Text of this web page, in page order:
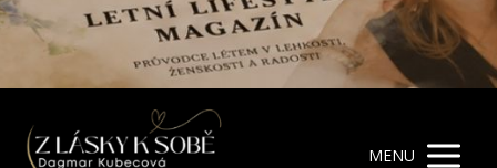
MENU